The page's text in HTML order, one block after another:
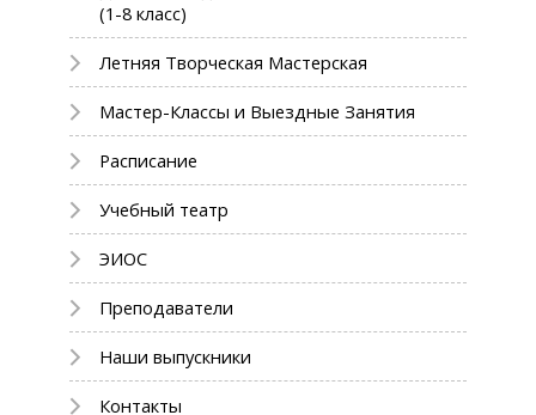
(1-8 класс)
Летняя Творческая Мастерская
Мастер-Классы и Выездные Занятия
Расписание
Учебный театр
ЭИОС
Преподаватели
Наши выпускники
Контакты